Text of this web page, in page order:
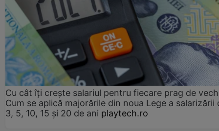
Cu cât îți crește salariul pentru fiecare prag de
Cum se aplică majorările din noua Lege a salarizării
3, 5, 10, 15 și 20 de ani playtech.ro